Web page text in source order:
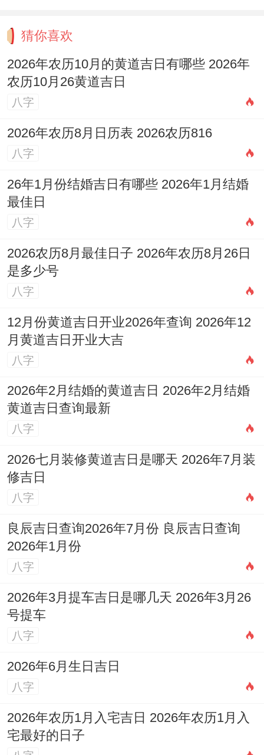
易、修造；忌:祭祀、祈福、探病；吉时:上
午8-10点（购买学习设备）、下午16-18点
（开始设计工作）；
学- 利于创意迸发！
看冲猴（丙申）煞北；宜:入学、沐浴、扫
舍、剃头；忌:开市、安床、作灶；吉时：早
（开始计算机课程）；此日金气充盈,适合计
算机、数学等逻辑性强学科的开始！
2月27日;星期六,农历正月二十
冲狗（戊戌）煞南；宜:入学、祈福、祭祀、
求嗣；忌:搬家、远行、动土；吉时:上午10-
12点（制定长期目标）、傍晚19-21点（开
始夜间学习）；
学科开端！
吉日选择要点
据我所知- 择入学吉日需综合考虑学科特
性、个人命理同天地气场和谐统一！理科类
学科宜选金水旺盛之日;文科类学科则喜木火
相生之时！方法性强的专业需配合宜动土、
修造之日；而理论性学科则适合安静祥和之
气！个人八字中的文昌位与当日星宿呼应更
能增强学习效能！
流程还有注意事项
生肖适配:属鼠者需避开冲马之日，属牛者不
宜选择冲羊日！属虎者慎用冲猴日- 属兔者
猜你喜欢
2026年农历10月的黄道吉日有哪些 2026年
农历10月26黄道吉日
八字
2026年农历8月日历表 2026农历816
八字
26年1月份结婚吉日有哪些 2026年1月结婚
最佳日
八字
2026农历8月最佳日子 2026年农历8月26日
是多少号
八字
12月份黄道吉日开业2026年查询 2026年12
月黄道吉日开业大吉
八字
2026年2月结婚的黄道吉日 2026年2月结婚
黄道吉日查询最新
八字
2026七月装修黄道吉日是哪天 2026年7月装
修吉日
八字
良辰吉日查询2026年7月份 良辰吉日查询
2026年1月份
八字
2026年3月提车吉日是哪几天 2026年3月26
号提车
八字
2026年6月生日吉日
八字
2026年农历1月入宅吉日 2026年农历1月入
宅最好的日子